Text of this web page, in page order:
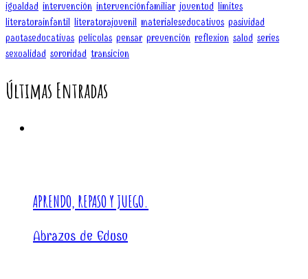
igualdad intervención intervenciónfamiliar juventud limites
literaturainfantil
literaturajuvenil materialeseducativos pasividad
pautaseducativas peliculas pensar prevención reflexion salud series
sexualidad sororidad transicion
Últimas Entradas
APRENDO, REPASO Y JUEGO.
Abrazos de Eduso